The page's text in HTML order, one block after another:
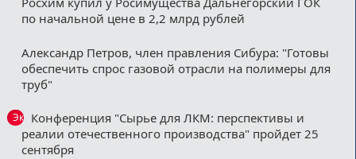
по начальной цене в 2,2 млрд рублей
Александр Петров, член правления Сибура: "Готовы
обеспечить спрос газовой отрасли на полимеры для
труб"
Эксклюзив
Конференция "Сырье для ЛКМ: перспективы и
реалии отечественного производства" пройдет 25
сентября